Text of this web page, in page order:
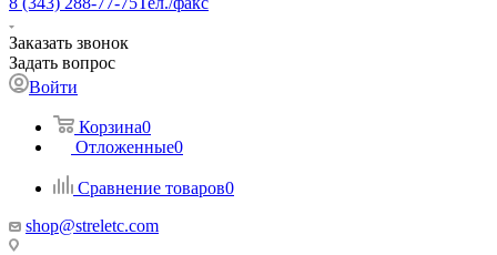
Заказать звонок
Задать вопрос
Войти
Корзина0
Отложенные0
Сравнение товаров0
shop@streletc.com